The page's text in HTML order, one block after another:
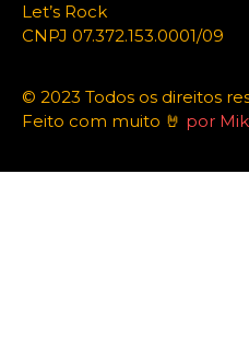
Let’s Rock
CNPJ 07.372.153.0001/09
© 2023 Todos os direitos
Feito com muito 🤘 por